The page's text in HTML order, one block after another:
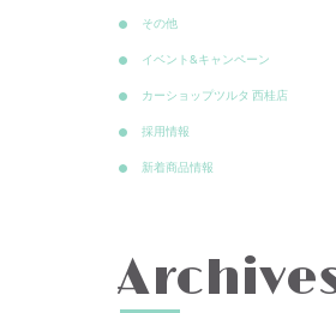
その他
イベント&キャンペーン
カーショップツルタ 西桂店
採用情報
新着商品情報